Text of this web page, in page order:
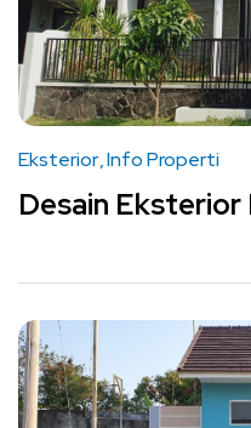
Eksterior Info Properti
Desain Eksterior